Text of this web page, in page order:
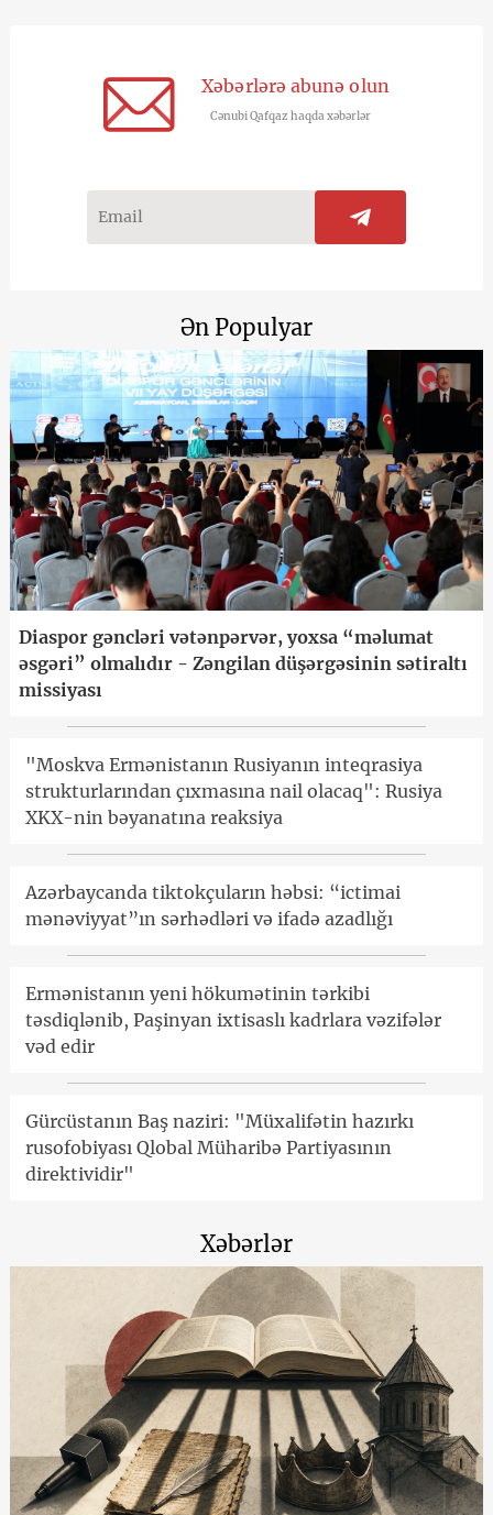
Xəbərlərə abunə olun
Cənubi Qafqaz haqda xəbərlər
Ən Populyar
Diaspor gəncləri vətənpərvər, yoxsa “məlumat
əsgəri” olmalıdır - Zəngilan düşərgəsinin sətiraltı
missiyası
"Moskva Ermənistanın Rusiyanın inteqrasiya
strukturlarından çıxmasına nail olacaq": Rusiya
XKX-nin bəyanatına reaksiya
Azərbaycanda tiktokçuların həbsi: “ictimai
mənəviyyat”ın sərhədləri və ifadə azadlığı
Ermənistanın yeni hökumətinin tərkibi
təsdiqlənib, Paşinyan ixtisaslı kadrlara vəzifələr
vəd edir
Gürcüstanın Baş naziri: "Müxalifətin hazırkı
rusofobiyası Qlobal Müharibə Partiyasının
direktividir"
Xəbərlər